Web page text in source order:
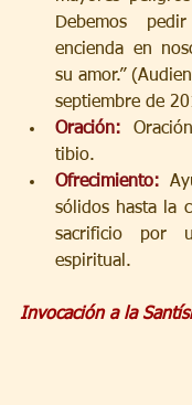
Debemos
encienda en
su amor.”
septiembre de
Oración:
tibio.
Ofrecimiento:
sólidos hasta la
sacrificio por
espiritual.
Invocación a la